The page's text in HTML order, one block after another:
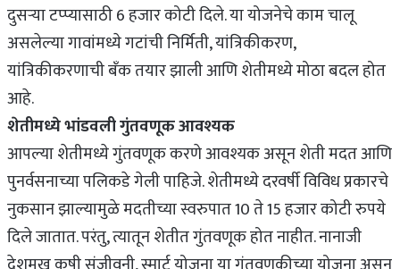
दुसऱ्या टप्प्यासाठी 6 हजार कोटी दिले. या योजनेचे काम चालू
असलेल्या गावांमध्ये गटांची निर्मिती, यांत्रिकीकरण,
यांत्रिकीकरणाची बँक तयार झाली आणि शेतीमध्ये मोठा बदल होत
आहे.
शेतीमध्ये भांडवली गुंतवणूक आवश्यक
आपल्या शेतीमध्ये गुंतवणूक करणे आवश्यक असून शेती मदत आणि
पुनर्वसनाच्या पलिकडे गेली पाहिजे. शेतीमध्ये दरवर्षी विविध प्रकारचे
नुकसान झाल्यामुळे मदतीच्या स्वरुपात 10 ते 15 हजार कोटी रुपये
दिले जातात. परंतु, त्यातून शेतीत गुंतवणूक होत नाहीत. नानाजी